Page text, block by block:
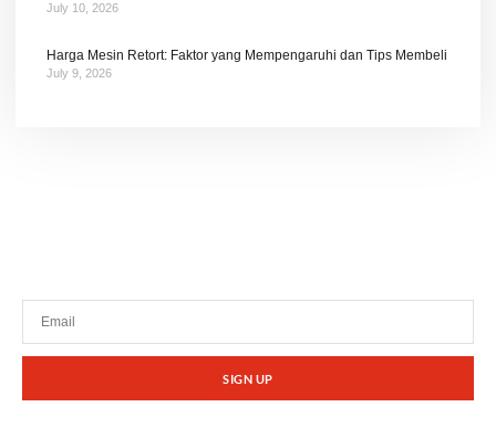
July 10, 2026
Harga Mesin Retort: Faktor yang Mempengaruhi dan Tips Membeli
July 9, 2026
SIGN UP